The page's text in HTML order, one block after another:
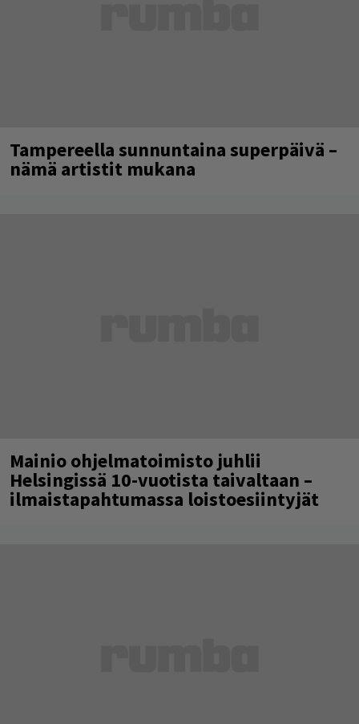
Tampereella sunnuntaina superpäivä –
nämä artistit mukana
Mainio ohjelmatoimisto juhlii
Helsingissä 10-vuotista taivaltaan –
ilmaistapahtumassa loistoesiintyjät